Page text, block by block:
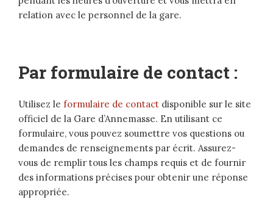
relation avec le personnel de la gare.
Par formulaire de contact :
Utilisez le formulaire de contact disponible sur le site
officiel de la Gare d’Annemasse. En utilisant ce
formulaire, vous pouvez soumettre vos questions ou
demandes de renseignements par écrit. Assurez-
vous de remplir tous les champs requis et de fournir
des informations précises pour obtenir une réponse
appropriée.